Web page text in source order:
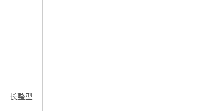
长整型